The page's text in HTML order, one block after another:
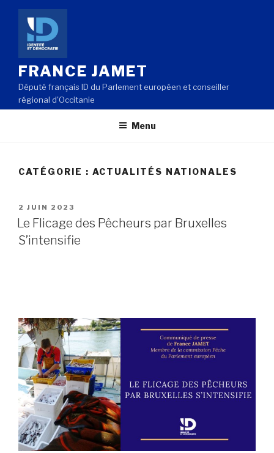
Aller
contenu
principal
FRANCE JAMET
Député français ID du Parlement européen et conseiller
régional d'Occitanie
Menu
CATÉGORIE : ACTUALITÉS NATIONALES
PUBLIÉ
LE
2 JUIN 2023
Le Flicage des Pêcheurs par Bruxelles
S’intensifie